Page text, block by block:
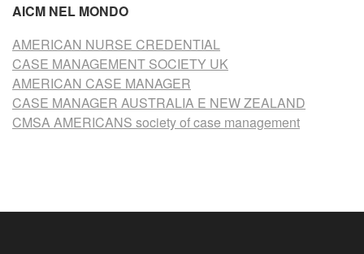
AICM NEL MONDO
AMERICAN NURSE CREDENTIAL
CASE MANAGEMENT SOCIETY UK
AMERICAN CASE MANAGER
CASE MANAGER AUSTRALIA E NEW ZEALAND
CMSA AMERICANS society of case management